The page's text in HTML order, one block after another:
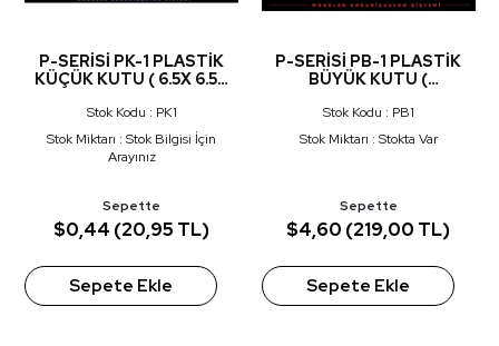
P-SERİSİ PK-1 PLASTİK
KÜÇÜK KUTU ( 6.5X 6.5X
Stok Kodu : PK1
Stok Miktarı : Stok Bilgisi İçin
Arayınız
Sepette
$0,44 (20,95 TL)
Sepete Ekle
P-SERİSİ PB-1 PLASTİK
BÜYÜK KUTU (
Stok Kodu : PB1
Stok Miktarı : Stokta Var
Sepette
$4,60 (219,00 TL)
Sepete Ekle